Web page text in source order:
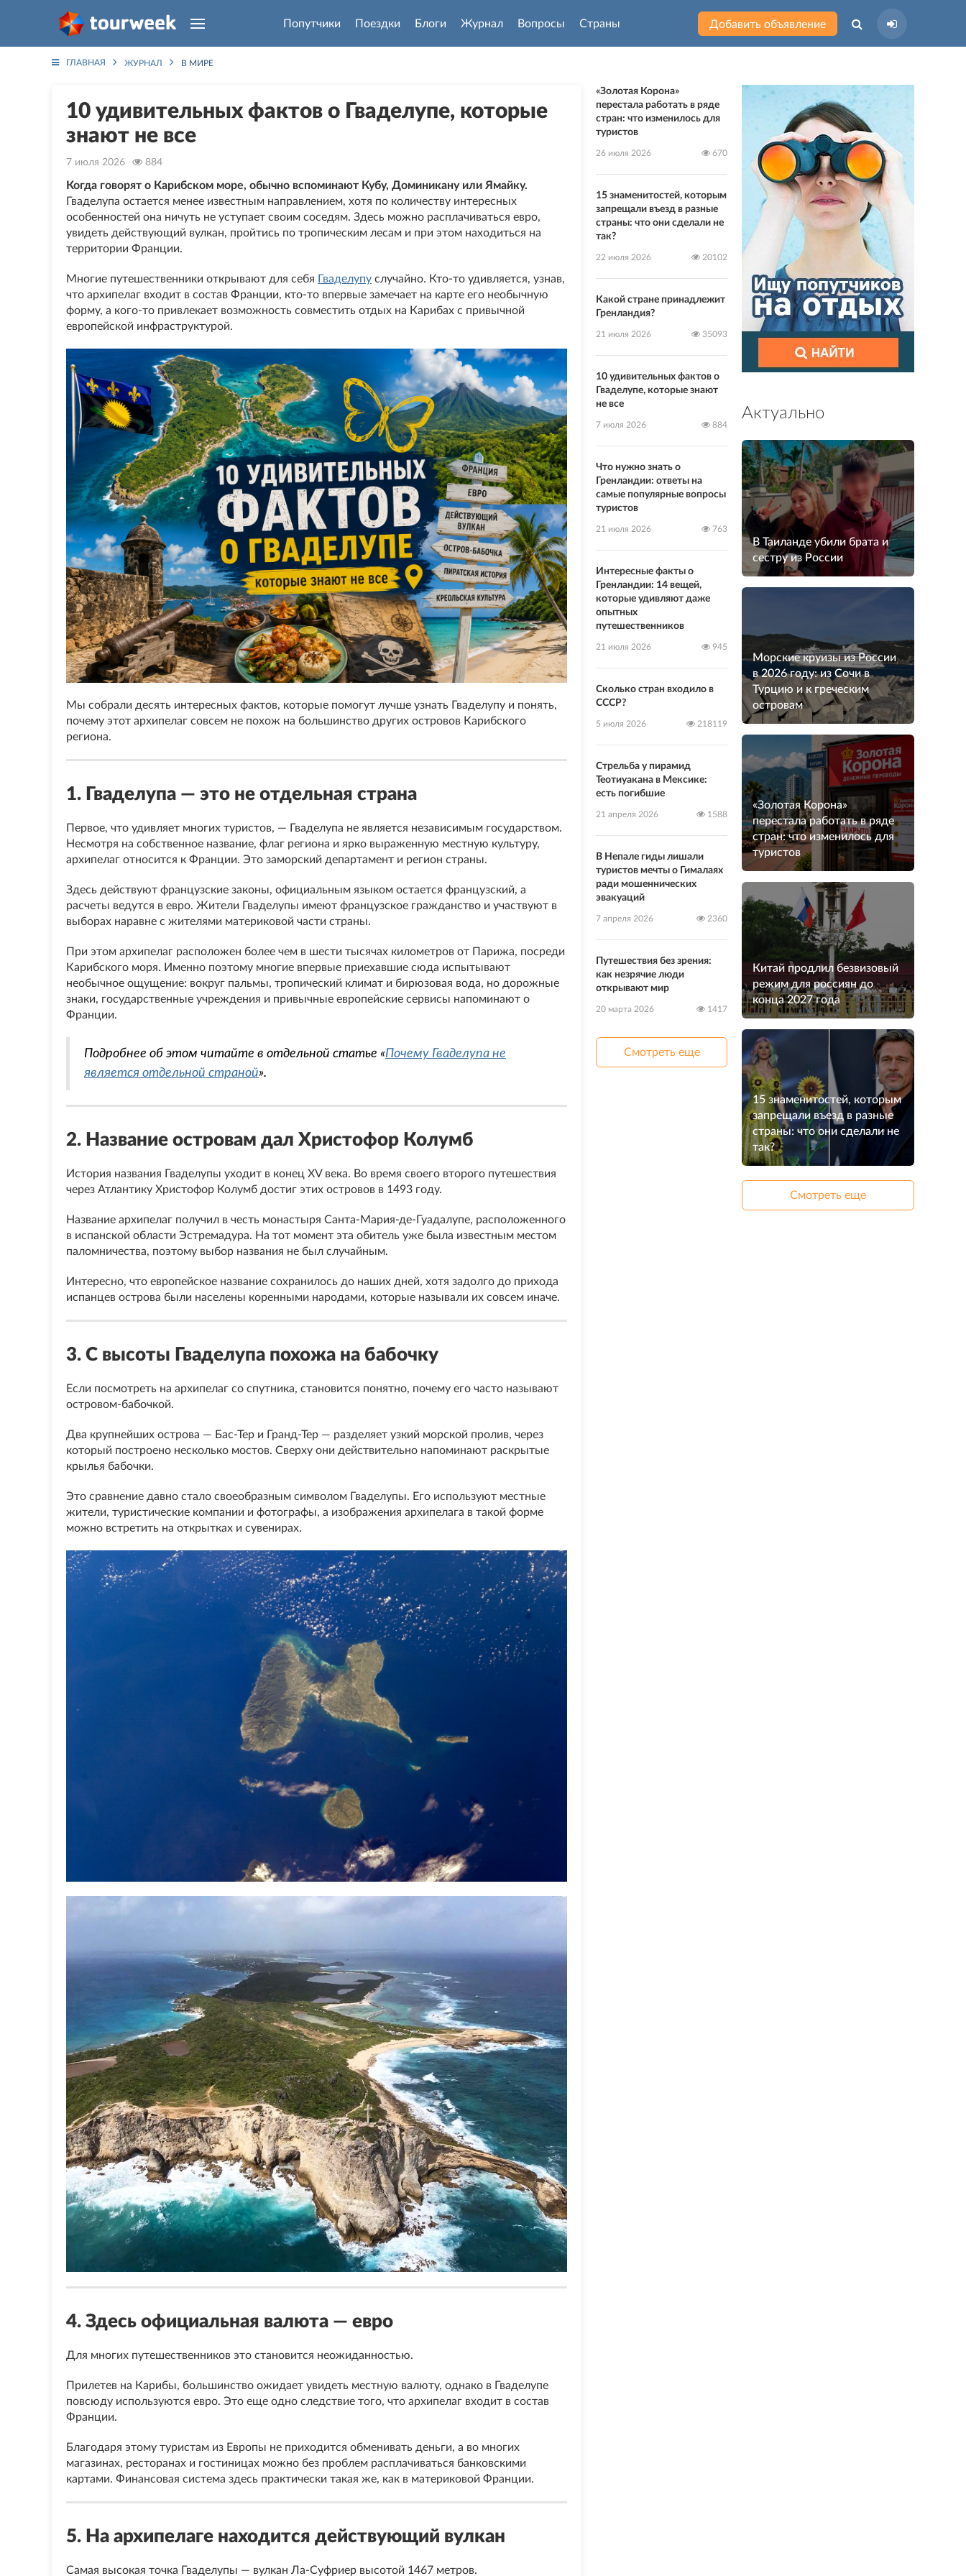
Попутчики Поездки Блоги Журнал Вопросы Страны Добавить объявление
ГЛАВНАЯ ЖУРНАЛ В МИРЕ
10 удивительных фактов о Гваделупе, которые
знают не все
7 июля 2026 884
Когда говорят о Карибском море, обычно вспоминают Кубу, Доминикану или Ямайку.
Гваделупа остается менее известным направлением, хотя по количеству интересных
особенностей она ничуть не уступает своим соседям. Здесь можно расплачиваться евро,
увидеть действующий вулкан, пройтись по тропическим лесам и при этом находиться на
территории Франции.
Многие путешественники открывают для себя Гваделупу случайно. Кто-то удивляется, узнав,
что архипелаг входит в состав Франции, кто-то впервые замечает на карте его необычную
форму, а кого-то привлекает возможность совместить отдых на Карибах с привычной
европейской инфраструктурой.
Мы собрали десять интересных фактов, которые помогут лучше узнать Гваделупу и понять,
почему этот архипелаг совсем не похож на большинство других островов Карибского
региона.
1. Гваделупа — это не отдельная страна
Первое, что удивляет многих туристов, — Гваделупа не является независимым государством.
Несмотря на собственное название, флаг региона и ярко выраженную местную культуру,
архипелаг относится к Франции. Это заморский департамент и регион страны.
Здесь действуют французские законы, официальным языком остается французский, а
расчеты ведутся в евро. Жители Гваделупы имеют французское гражданство и участвуют в
выборах наравне с жителями материковой части страны.
При этом архипелаг расположен более чем в шести тысячах километров от Парижа, посреди
Карибского моря. Именно поэтому многие впервые приехавшие сюда испытывают
необычное ощущение: вокруг пальмы, тропический климат и бирюзовая вода, но дорожные
знаки, государственные учреждения и привычные европейские сервисы напоминают о
Франции.
Подробнее об этом читайте в отдельной статье «Почему Гваделупа не
является отдельной страной».
2. Название островам дал Христофор Колумб
История названия Гваделупы уходит в конец XV века. Во время своего второго путешествия
через Атлантику Христофор Колумб достиг этих островов в 1493 году.
Название архипелаг получил в честь монастыря Санта-Мария-де-Гуадалупе, расположенного
в испанской области Эстремадура. На тот момент эта обитель уже была известным местом
паломничества, поэтому выбор названия не был случайным.
Интересно, что европейское название сохранилось до наших дней, хотя задолго до прихода
испанцев острова были населены коренными народами, которые называли их совсем иначе.
3. С высоты Гваделупа похожа на бабочку
Если посмотреть на архипелаг со спутника, становится понятно, почему его часто называют
островом-бабочкой.
Два крупнейших острова — Бас-Тер и Гранд-Тер — разделяет узкий морской пролив, через
который построено несколько мостов. Сверху они действительно напоминают раскрытые
крылья бабочки.
Это сравнение давно стало своеобразным символом Гваделупы. Его используют местные
жители, туристические компании и фотографы, а изображения архипелага в такой форме
можно встретить на открытках и сувенирах.
4. Здесь официальная валюта — евро
Для многих путешественников это становится неожиданностью.
Прилетев на Карибы, большинство ожидает увидеть местную валюту, однако в Гваделупе
повсюду используются евро. Это еще одно следствие того, что архипелаг входит в состав
Франции.
Благодаря этому туристам из Европы не приходится обменивать деньги, а во многих
магазинах, ресторанах и гостиницах можно без проблем расплачиваться банковскими
картами. Финансовая система здесь практически такая же, как в материковой Франции.
5. На архипелаге находится действующий вулкан
Самая высокая точка Гваделупы — вулкан Ла-Суфриер высотой 1467 метров.
«Золотая Корона»
перестала работать в ряде
стран: что изменилось для
туристов
26 июля 2026 670
15 знаменитостей, которым
запрещали въезд в разные
страны: что они сделали не
так?
22 июля 2026 20102
Какой стране принадлежит
Гренландия?
21 июля 2026 35093
10 удивительных фактов о
Гваделупе, которые знают
не все
7 июля 2026 884
Что нужно знать о
Гренландии: ответы на
самые популярные вопросы
туристов
21 июля 2026 763
Интересные факты о
Гренландии: 14 вещей,
которые удивляют даже
опытных
путешественников
21 июля 2026 945
Сколько стран входило в
СССР?
5 июля 2026 218119
Стрельба у пирамид
Теотиуакана в Мексике:
есть погибшие
21 апреля 2026 1588
В Непале гиды лишали
туристов мечты о Гималаях
ради мошеннических
эвакуаций
7 апреля 2026 2360
Путешествия без зрения:
как незрячие люди
открывают мир
20 марта 2026 1417
Смотреть еще
Актуально
В Таиланде убили брата и
сестру из России
Морские круизы из России
в 2026 году: из Сочи в
Турцию и к греческим
островам
«Золотая Корона»
перестала работать в ряде
стран: что изменилось для
туристов
Китай продлил безвизовый
режим для россиян до
конца 2027 года
15 знаменитостей, которым
запрещали въезд в разные
страны: что они сделали не
так?
Смотреть еще